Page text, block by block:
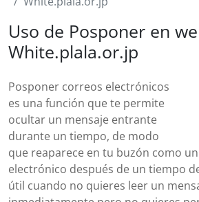
Uso de Posponer en
White.plala.or.jp
Posponer correos electrónicos
es una función que te permite
ocultar un mensaje entrante
durante un tiempo, de modo
que reaparece en tu buzón como
electrónico después de un tiempo
útil cuando no quieres leer un